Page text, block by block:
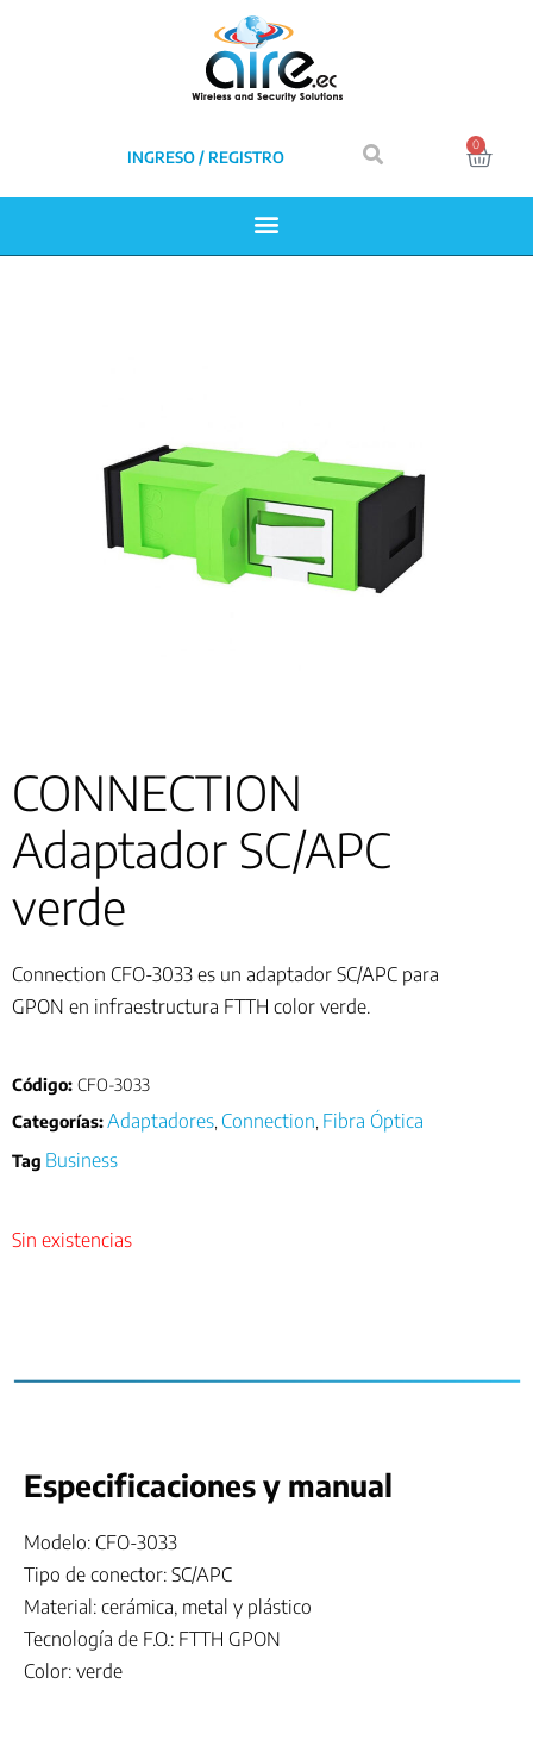
INGRESO / REGISTRO
0
CONNECTION
Adaptador SC/APC
verde
Connection CFO-3033 es un adaptador SC/APC para
GPON en infraestructura FTTH color verde.
Código: CFO-3033
Categorías:Adaptadores Connection Fibra Óptica
Tag Business
Sin existencias
Especificaciones y manual
Modelo: CFO-3033
Tipo de conector: SC/APC
Material: cerámica, metal y plástico
Tecnología de F.O.: FTTH GPON
Color: verde